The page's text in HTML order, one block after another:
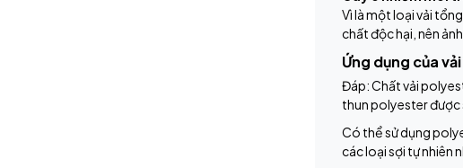
Vì là một loại vải
chất độc hại, nên
Ứng dụng của
Đáp: Chất vải
thun polyester được
Có thể sử dụng
các loại sợi tự nhiên